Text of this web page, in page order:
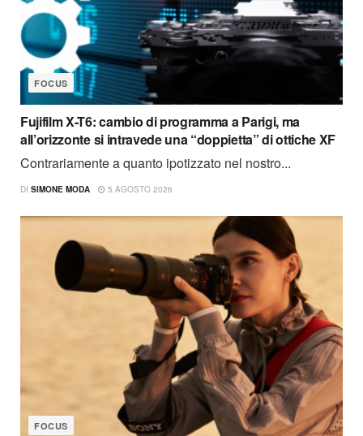
FOCUS
Fujifilm X-T6: cambio di programma a Parigi, ma
all’orizzonte si intravede una “doppietta” di ottiche XF
Contrariamente a quanto ipotizzato nel nostro...
DI SIMONE MODA 5 AGOSTO 2026
FOCUS